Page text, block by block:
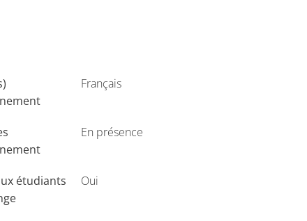
Français
En présence
étudiants
Oui